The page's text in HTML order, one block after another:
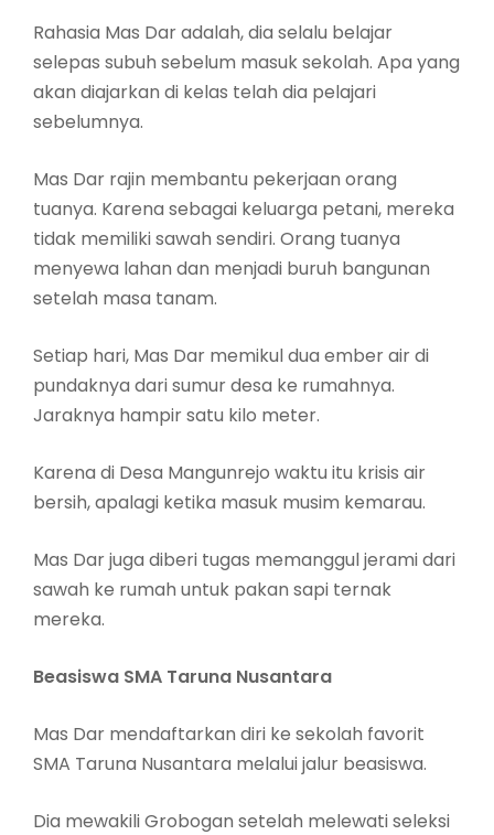
Rahasia Mas Dar adalah, dia selalu belajar
selepas subuh sebelum masuk sekolah. Apa yang
akan diajarkan di kelas telah dia pelajari
sebelumnya.
Mas Dar rajin membantu pekerjaan orang
tuanya. Karena sebagai keluarga petani, mereka
tidak memiliki sawah sendiri. Orang tuanya
menyewa lahan dan menjadi buruh bangunan
setelah masa tanam.
Setiap hari, Mas Dar memikul dua ember air di
pundaknya dari sumur desa ke rumahnya.
Jaraknya hampir satu kilo meter.
Karena di Desa Mangunrejo waktu itu krisis air
bersih, apalagi ketika masuk musim kemarau.
Mas Dar juga diberi tugas memanggul jerami dari
sawah ke rumah untuk pakan sapi ternak
mereka.
Beasiswa SMA Taruna Nusantara
Mas Dar mendaftarkan diri ke sekolah favorit
SMA Taruna Nusantara melalui jalur beasiswa.
Dia mewakili Grobogan setelah melewati seleksi